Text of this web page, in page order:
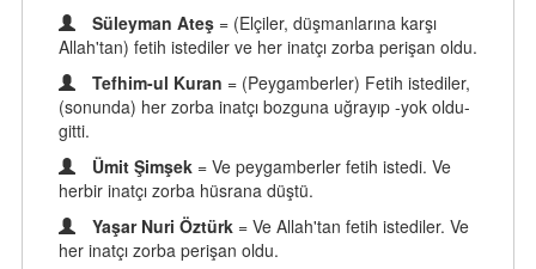
Süleyman Ateş = (Elçiler, düşmanlarına karşı
Allah'tan) fetih istediler ve her inatçı zorba perişan oldu.
Tefhim-ul Kuran = (Peygamberler) Fetih istediler,
(sonunda) her zorba inatçı bozguna uğrayıp -yok oldu-
gitti.
Ümit Şimşek = Ve peygamberler fetih istedi. Ve
herbir inatçı zorba hüsrana düştü.
Yaşar Nuri Öztürk = Ve Allah'tan fetih istediler. Ve
her inatçı zorba perişan oldu.